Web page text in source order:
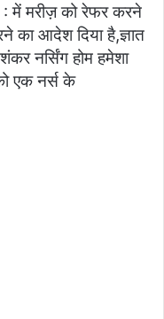
में मरीज़ को रेफर करने
का आदेश दिया है,ज्ञात
नर्सिंग होम हमेशा
एक नर्स के